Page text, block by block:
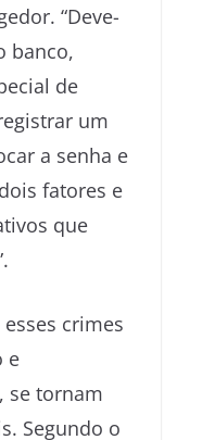
“Deve-
banco,
de
um
a senha e
fatores e
que
crimes
e
se tornam
Segundo o